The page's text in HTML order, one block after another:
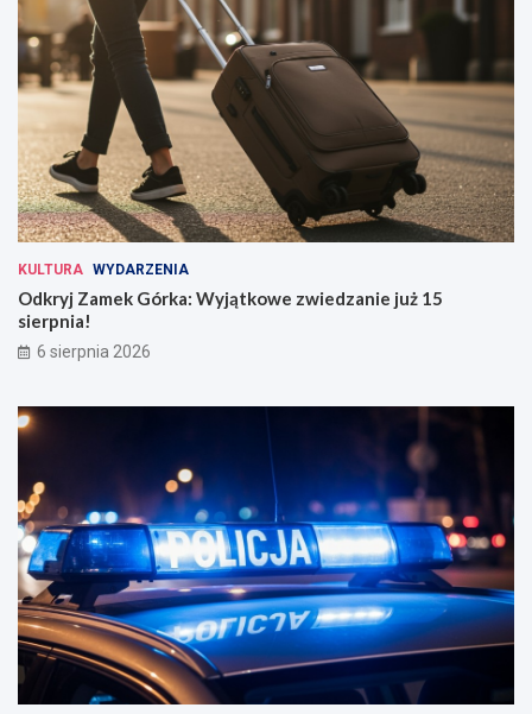
KULTURA WYDARZENIA
Odkryj Zamek Górka: Wyjątkowe zwiedzanie już 15
sierpnia!
6 sierpnia 2026